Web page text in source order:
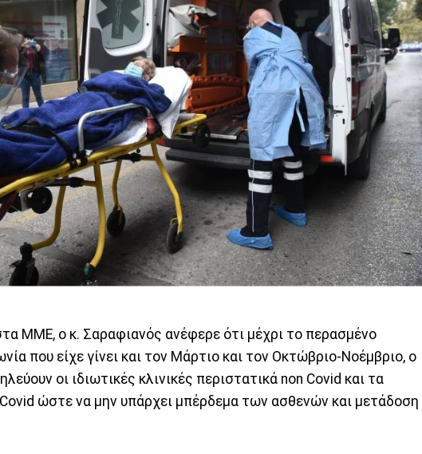
ΜΜΕ, ο κ. Σαραφιανός ανέφερε ότι μέχρι το περασμένο
που είχε γίνει και τον Μάρτιο και τον Οκτώβριο-Νοέμβριο, ο
οι ιδιωτικές κλινικές περιστατικά non Covid και τα
ώστε να μην υπάρχει μπέρδεμα των ασθενών και μετάδοση